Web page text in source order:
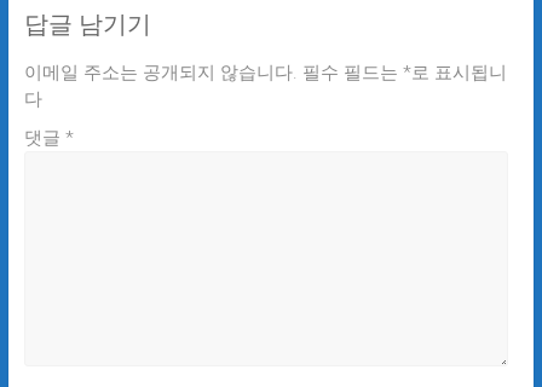
답글 남기기
이메일 주소는 공개되지 않습니다. 필수 필드는 *로 표시됩니
다
댓글 *